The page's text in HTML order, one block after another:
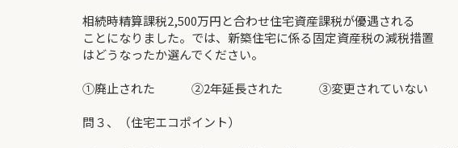
相続時精算課税2,500万円と合わせ住宅資産課税が優遇される
ことになりました。では、新築住宅に係る固定資産税の減税措置
はどうなったか選んでください。
①廃止された ②2年延長された ③変更されていない
問３、（住宅エコポイント）